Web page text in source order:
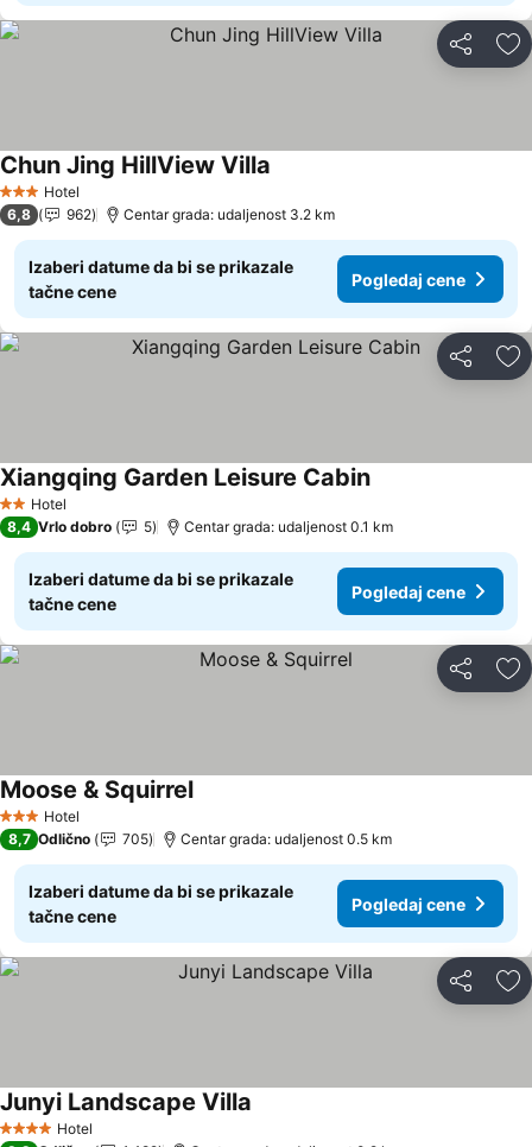
Deli
3 Zvezdice
Hotel
Chun Jing HillView Villa
6,8 962 Centar grada: udaljenost 3.2 km
Izaberi datume da bi se prikazale
tačne cene
Pogledaj cene
Deli
2 Zvezdice
Hotel
Xiangqing Garden Leisure CabinPogledaj cene
8,4 Vrlo dobro 5 Centar grada: udaljenost 0.1 km
Izaberi datume da bi se prikazale
tačne cene
Pogledaj cene
Deli
3 Zvezdice
Hotel
Moose & SquirrelPogledaj cene
8,7 Odlično 705 Centar grada: udaljenost 0.5 km
Izaberi datume da bi se prikazale
tačne cene
Pogledaj cene
Deli
4 ZvezdiceHotel
Junyi Landscape Villa